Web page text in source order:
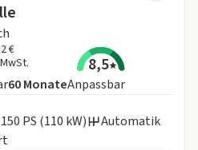
€
8,5
Laufzeit
60MonateAnpassbar
150 PS (110 kW)
Automatik